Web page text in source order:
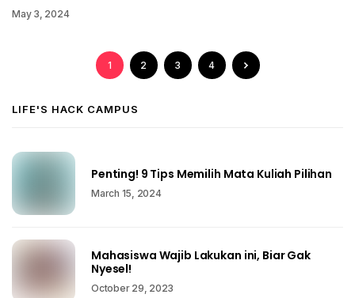
May 3, 2024
1 2 3 4
LIFE'S HACK CAMPUS
Penting! 9 Tips Memilih Mata Kuliah Pilihan
March 15, 2024
Mahasiswa Wajib Lakukan ini, Biar Gak
Nyesel!
October 29, 2023